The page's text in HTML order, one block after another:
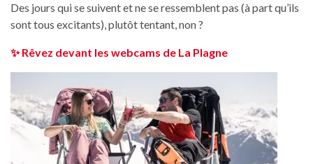
Des jours qui se suivent et ne se ressemblent pas (à part qu’ils
sont tous excitants), plutôt tentant, non ?
✨Rêvez devant les webcams de La Plagne